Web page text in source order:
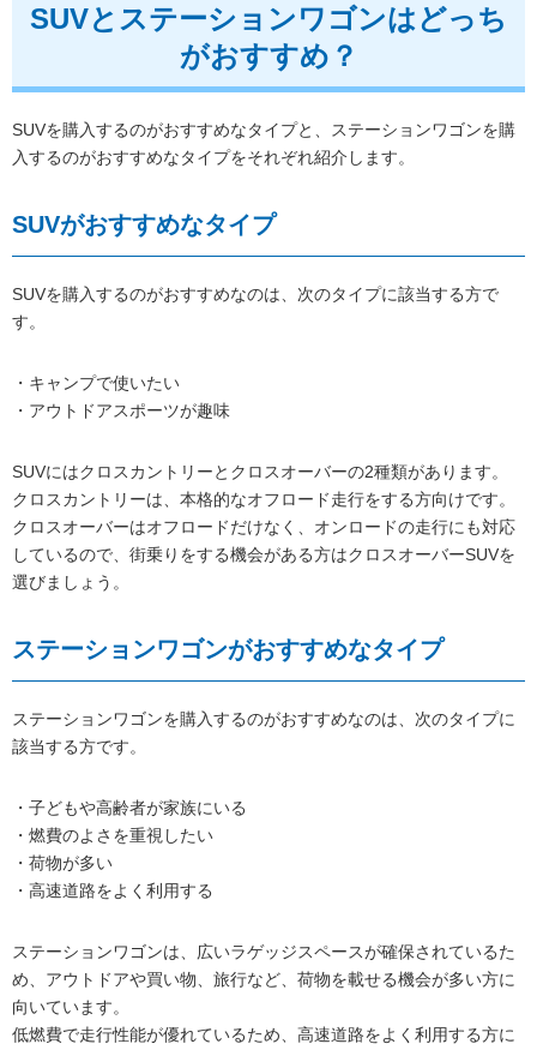
SUVとステーションワゴンはどっち
がおすすめ？
SUVを購入するのがおすすめなタイプと、ステーションワゴンを購
入するのがおすすめなタイプをそれぞれ紹介します。
SUVがおすすめなタイプ
SUVを購入するのがおすすめなのは、次のタイプに該当する方で
す。
・キャンプで使いたい
・アウトドアスポーツが趣味
SUVにはクロスカントリーとクロスオーバーの2種類があります。
クロスカントリーは、本格的なオフロード走行をする方向けです。
クロスオーバーはオフロードだけなく、オンロードの走行にも対応
しているので、街乗りをする機会がある方はクロスオーバーSUVを
選びましょう。
ステーションワゴンがおすすめなタイプ
ステーションワゴンを購入するのがおすすめなのは、次のタイプに
該当する方です。
・子どもや高齢者が家族にいる
・燃費のよさを重視したい
・荷物が多い
・高速道路をよく利用する
ステーションワゴンは、広いラゲッジスペースが確保されているた
め、アウトドアや買い物、旅行など、荷物を載せる機会が多い方に
向いています。
低燃費で走行性能が優れているため、高速道路をよく利用する方に